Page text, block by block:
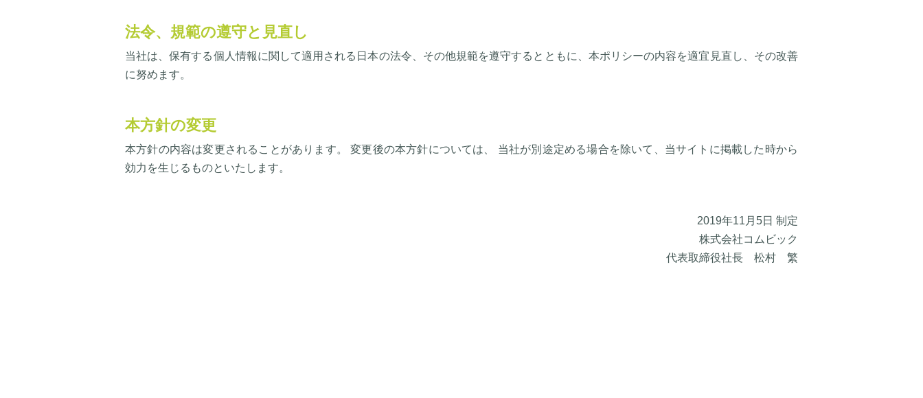
法令、規範の遵守と見直し
当社は、保有する個人情報に関して適用される日本の法令、その他規範を遵守するとともに、本ポリシーの内容を適宜見直し、その改善
に努めます。
本方針の変更
本方針の内容は変更されることがあります。 変更後の本方針については、 当社が別途定める場合を除いて、当サイトに掲載した時から
効力を生じるものといたします。
2019年11月5日 制定
株式会社コムビック
代表取締役社長 松村 繁